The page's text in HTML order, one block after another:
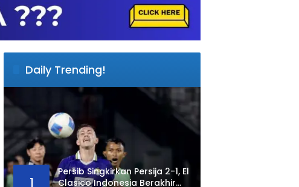
Daily Trending!
1
Persib Singkirkan Persija 2-1, El
Clasico Indonesia Berakhir